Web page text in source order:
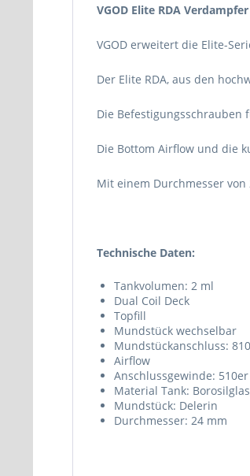
VGOD Elite RDA
VGOD erweitert die Elite-
Der Elite RDA, aus den
Die Befestigungsschrauben
Die Bottom Airflow und die
Mit einem Durchmesser
Technische Daten:
Tankvolumen: 2 ml
Dual Coil Deck
Topfill
Mundstück wechselbar
Mundstückanschluss:
Airflow
Anschlussgewinde: 510er
Material Tank:
Mundstück: Delerin
Durchmesser: 24 mm